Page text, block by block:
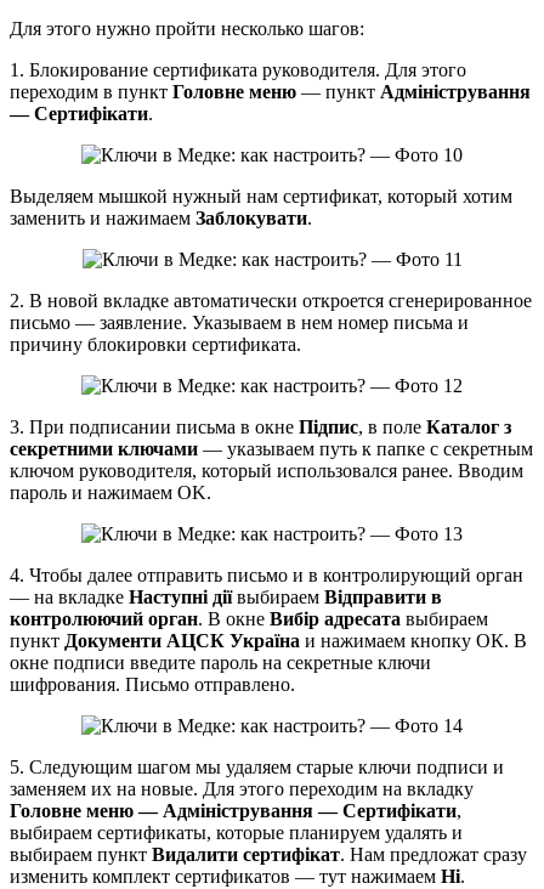
Для этого нужно пройти несколько шагов:
1. Блокирование сертификата руководителя. Для этого
переходим в пункт Головне меню — пункт Адміністрування
— Сертифікати.
Выделяем мышкой нужный нам сертификат, который хотим
заменить и нажимаем Заблокувати.
2. В новой вкладке автоматически откроется сгенерированное
письмо — заявление. Указываем в нем номер письма и
причину блокировки сертификата.
3. При подписании письма в окне Підпис, в поле Каталог з
секретними ключами — указываем путь к папке с секретным
ключом руководителя, который использовался ранее. Вводим
пароль и нажимаем OK.
4. Чтобы далее отправить письмо и в контролирующий орган
— на вкладке Наступні діївыбираем Відправити в
контролюючий орган. В окне Вибір адресата выбираем
пункт Документи АЦСК Україна и нажимаем кнопку ОК. В
окне подписи введите пароль на секретные ключи
шифрования. Письмо отправлено.
5. Следующим шагом мы удаляем старые ключи подписи и
заменяем их на новые. Для этого переходим на вкладку
Головне меню — Адміністрування — Сертифікати,
выбираем сертификаты, которые планируем удалять и
выбираем пункт Видалити сертифікат. Нам предложат сразу
изменить комплект сертификатов — тут нажимаем Ні.